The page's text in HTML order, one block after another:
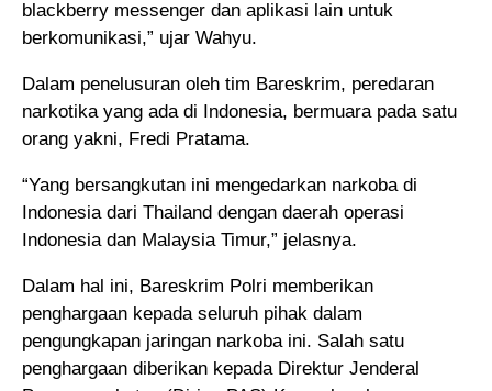
blackberry messenger dan aplikasi lain untuk
berkomunikasi,” ujar Wahyu.
Dalam penelusuran oleh tim Bareskrim, peredaran
narkotika yang ada di Indonesia, bermuara pada satu
orang yakni, Fredi Pratama.
“Yang bersangkutan ini mengedarkan narkoba di
Indonesia dari Thailand dengan daerah operasi
Indonesia dan Malaysia Timur,” jelasnya.
Dalam hal ini, Bareskrim Polri memberikan
penghargaan kepada seluruh pihak dalam
pengungkapan jaringan narkoba ini. Salah satu
penghargaan diberikan kepada Direktur Jenderal